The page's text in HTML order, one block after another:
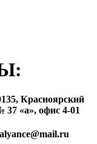
Красноярский
«а», офис 4-01